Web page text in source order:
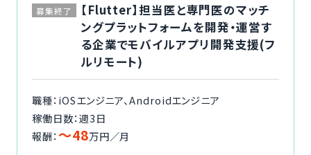
募集終了
【Flutter】担当医と専門医のマッチ
ングプラットフォームを開発・運営す
る企業でモバイルアプリ開発支援(フ
ルリモート)
職種：iOSエンジニア、Androidエンジニア
稼働日数：週3日
報酬： 〜48万円／月